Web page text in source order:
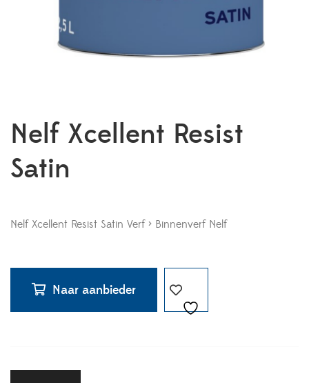
Nelf Xcellent Resist
Satin
Nelf Xcellent Resist Satin Verf > Binnenverf Nelf
Naar aanbieder